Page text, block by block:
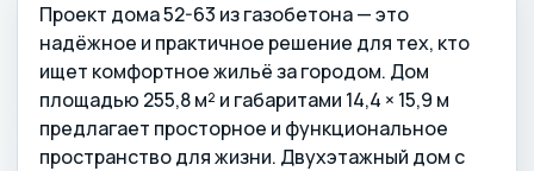
Проект дома 52-63 из газобетона — это
надёжное и практичное решение для тех, кто
ищет комфортное жильё за городом. Дом
площадью 255,8 м² и габаритами 14,4 × 15,9 м
предлагает просторное и функциональное
пространство для жизни. Двухэтажный дом с